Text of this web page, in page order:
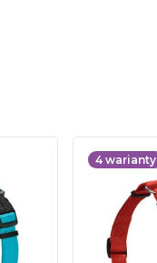
4 warianty